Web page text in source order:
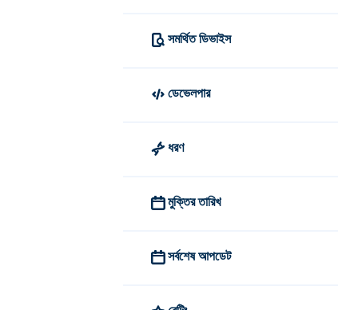
সমর্থিত ডিভাইস
ডেভেলপার
ধরণ
মুক্তির তারিখ
সর্বশেষ আপডেট